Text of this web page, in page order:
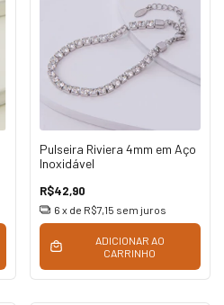
Pulseira Riviera 4mm em Aço
Inoxidável
R$42,90
6 x de R$7,15 sem juros
ADICIONAR AO
CARRINHO